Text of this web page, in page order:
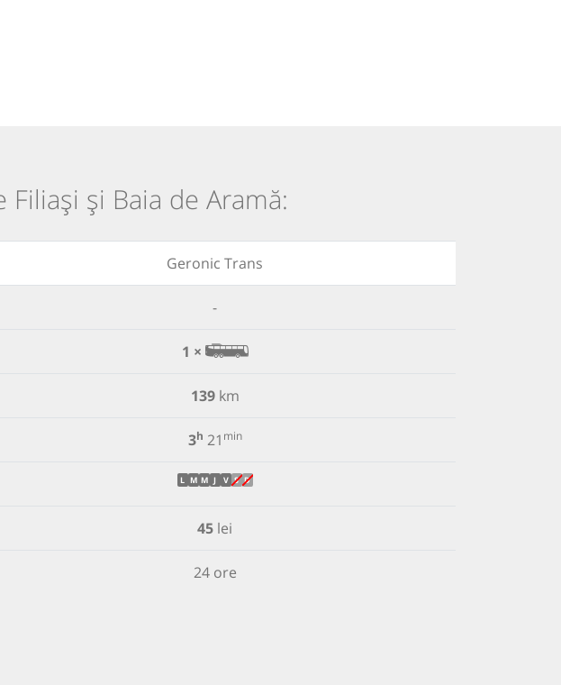
și Baia de Aramă:
Geronic Trans
-
1 ×
139km
3h 21 min
L M M J V S D
45 lei
24 ore